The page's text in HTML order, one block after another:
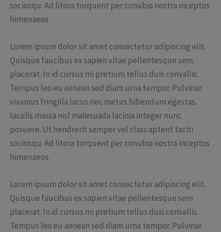
sociosqu. Ad litora torquent per conubia nostra inceptos
himenaeos.
Lorem ipsum dolor sit amet consectetur adipiscing elit.
Quisque faucibus ex sapien vitae pellentesque sem
placerat. In id cursus mi pretium tellus duis convallis.
Tempus leo eu aenean sed diam urna tempor. Pulvinar
vivamus fringilla lacus nec metus bibendum egestas.
Iaculis massa nisl malesuada lacinia integer nunc
posuere. Ut hendrerit semper vel class aptent taciti
sociosqu. Ad litora torquent per conubia nostra inceptos
himenaeos.
Lorem ipsum dolor sit amet consectetur adipiscing elit.
Quisque faucibus ex sapien vitae pellentesque sem
placerat. In id cursus mi pretium tellus duis convallis.
Tempus leo eu aenean sed diam urna tempor. Pulvinar